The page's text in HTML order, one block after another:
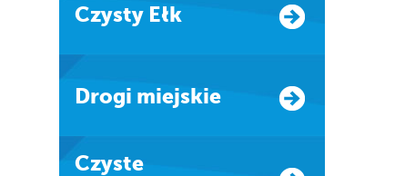
Czysty Ełk
Drogi miejskie
Czyste